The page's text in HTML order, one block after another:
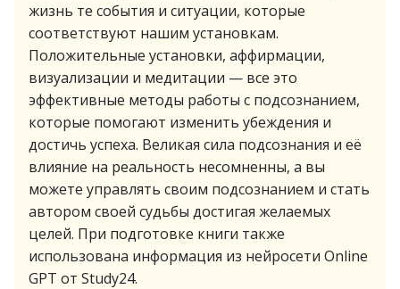
жизнь те события и ситуации, которые
соответствуют нашим установкам.
Положительные установки, аффирмации,
визуализации и медитации — все это
эффективные методы работы с подсознанием,
которые помогают изменить убеждения и
достичь успеха. Великая сила подсознания и её
влияние на реальность несомненны, а вы
можете управлять своим подсознанием и стать
автором своей судьбы достигая желаемых
целей. При подготовке книги также
использована информация из нейросети Online
GPT от Study24.